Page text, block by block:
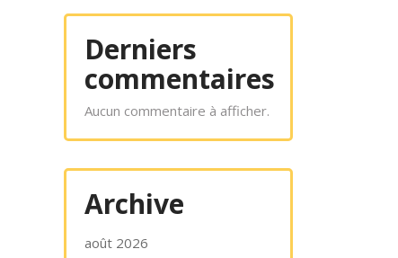
Derniers
commentaires
Aucun commentaire à afficher.
Archive
août 2026